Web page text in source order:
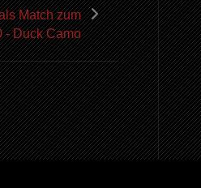
Match zum
- Duck Camo